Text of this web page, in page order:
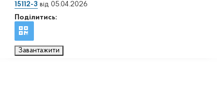
15112-3 від 05.04.2026
Поділитись:
Завантажити